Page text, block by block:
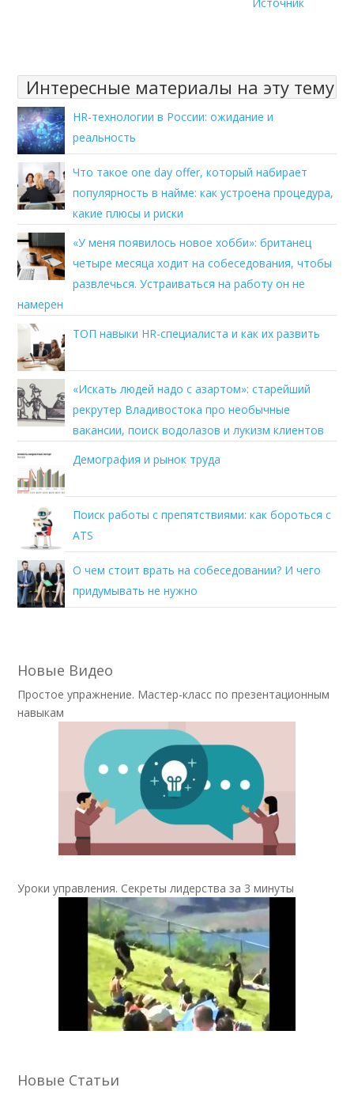
Интересные материалы на эту тему
HR-технологии в России: ожидание и
реальность
Что такое one day offer, который набирает
популярность в найме: как устроена процедура,
какие плюсы и риски
«У меня появилось новое хобби»: британец
четыре месяца ходит на собеседования, чтобы
развлечься. Устраиваться на работу он не
намерен
ТОП навыки HR-специалиста и как их развить
«Искать людей надо с азартом»: старейший
рекрутер Владивостока про необычные
вакансии, поиск водолазов и лукизм клиентов
Демография и рынок труда
Поиск работы с препятствиями: как бороться с
ATS
О чем стоит врать на собеседовании? И чего
придумывать не нужно
Новые Видео
Простое упражнение. Мастер-класс по презентационным
навыкам
Уроки управления. Секреты лидерства за 3 минуты
Новые Статьи